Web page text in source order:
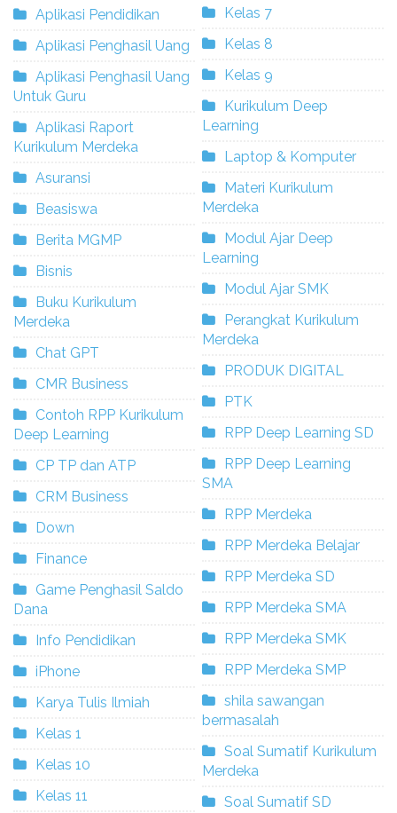
Aplikasi Pendidikan
Aplikasi Penghasil Uang
Aplikasi Penghasil Uang
Untuk Guru
Aplikasi Raport
Kurikulum Merdeka
Asuransi
Beasiswa
Berita MGMP
Bisnis
Buku Kurikulum
Merdeka
Chat GPT
CMR Business
Contoh RPP Kurikulum
Deep Learning
CP TP dan ATP
CRM Business
Down
Finance
Game Penghasil Saldo
Dana
Info Pendidikan
iPhone
Karya Tulis Ilmiah
Kelas 1
Kelas 10
Kelas 11
Kelas 7
Kelas 8
Kelas 9
Kurikulum Deep
Learning
Laptop & Komputer
Materi Kurikulum
Merdeka
Modul Ajar Deep
Learning
Modul Ajar SMK
Perangkat Kurikulum
Merdeka
PRODUK DIGITAL
PTK
RPP Deep Learning SD
RPP Deep Learning
SMA
RPP Merdeka
RPP Merdeka Belajar
RPP Merdeka SD
RPP Merdeka SMA
RPP Merdeka SMK
RPP Merdeka SMP
shila sawangan
bermasalah
Soal Sumatif Kurikulum
Merdeka
Soal Sumatif SD